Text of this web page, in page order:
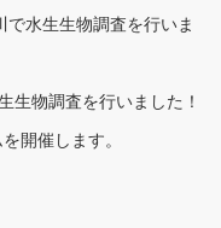
水生生物調査を行いま
生物調査を行いました！
開催します。